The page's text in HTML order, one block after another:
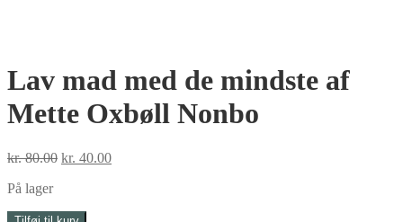
Lav mad med de mindste af
Mette Oxbøll Nonbo
kr.80.00 Den
kr. 40.00Den
På lager
Lav